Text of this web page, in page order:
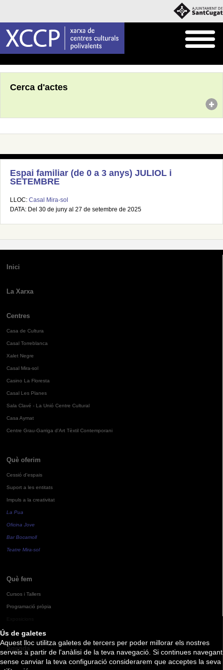
Ús de galetes
Aquest lloc utilitza galetes de tercers per poder millorar els nostres
serveis a partir de l'anàlisi de la teva navegació. Si continues navegant
sense canviar la teva configuració considerarem que acceptes la seva
Cerca d'actes
Espai familiar (de 0 a 3 anys) JULIOL i
SETEMBRE
LLOC: Casal Mira-sol
DATA: Del 30 de juny al 27 de setembre de 2025
Inici
La Xarxa
Centres
Casa de Cultura
Casal Torreblanca
Xalet Negre
Casal Mira-sol
Casino La Floresta
Casal Les Planes
Sala Clavé - La Unió Centre Cultural
Casa Aymat
Centre Grau-Garriga d'Art Tèxtil Contemporani
Què oferim
Cessió d'espais
Suport a les entitats
Impuls a la creativitat
La Pua
Oficina Jove
Bar Bocamoll
Teatre Mira-sol
Què fem
Cursos i Tallers
Programació pròpia
Agenda